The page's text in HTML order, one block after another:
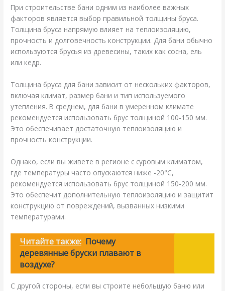
При строительстве бани одним из наиболее важных
факторов является выбор правильной толщины бруса.
Толщина бруса напрямую влияет на теплоизоляцию,
прочность и долговечность конструкции. Для бани обычно
используются брусья из древесины, таких как сосна, ель
или кедр.
Толщина бруса для бани зависит от нескольких факторов,
включая климат, размер бани и тип используемого
утепления. В среднем, для бани в умеренном климате
рекомендуется использовать брус толщиной 100-150 мм.
Это обеспечивает достаточную теплоизоляцию и
прочность конструкции.
Однако, если вы живете в регионе с суровым климатом,
где температуры часто опускаются ниже -20°C,
рекомендуется использовать брус толщиной 150-200 мм.
Это обеспечит дополнительную теплоизоляцию и защитит
конструкцию от повреждений, вызванных низкими
температурами.
Читайте также: Почему
деревянные бруски плавают в
воздухе?
С другой стороны, если вы строите небольшую баню или